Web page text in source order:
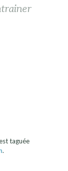
taguée
.